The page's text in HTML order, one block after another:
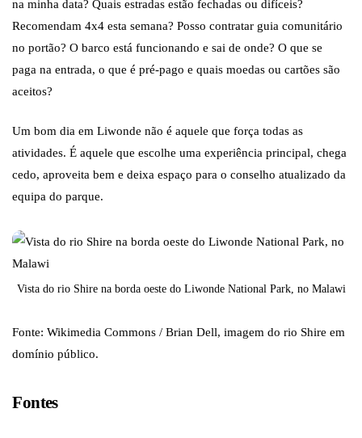
na minha data? Quais estradas estão fechadas ou difíceis?
Recomendam 4x4 esta semana? Posso contratar guia comunitário
no portão? O barco está funcionando e sai de onde? O que se
paga na entrada, o que é pré-pago e quais moedas ou cartões são
aceitos?
Um bom dia em Liwonde não é aquele que força todas as
atividades. É aquele que escolhe uma experiência principal, chega
cedo, aproveita bem e deixa espaço para o conselho atualizado da
equipa do parque.
Vista do rio Shire na borda oeste do Liwonde National Park, no Malawi
Fonte: Wikimedia Commons / Brian Dell, imagem do rio Shire em
domínio público.
Fontes